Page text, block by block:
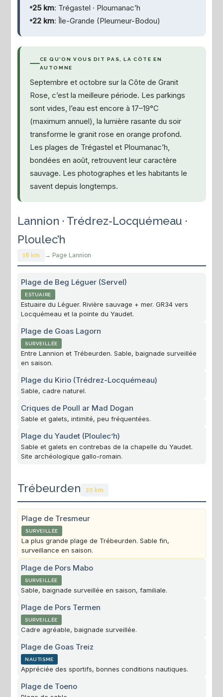
25 km: Trégastel · Ploumanac’h
22 km: Île-Grande (Pleumeur-Bodou)
CE QU’ON VOUS DIT PAS, LA CÔTE EN
AUTOMNE
Septembre et octobre sur la Côte de Granit
Rose, c’est la meilleure période. Les parkings
sont vides, l’eau est encore à 17–19°C
(maximum annuel), la lumière rasante du soir
transforme le granit rose en orange profond.
Les plages de Trégastel et Ploumanac’h,
bondées en août, retrouvent leur caractère
sauvage. Les photographes et les habitants le
savent depuis longtemps.
Lannion · Trédrez-Locquémeau ·
Ploulec’h
18 km → Page Lannion
Plage de Beg Léguer (Servel)
ESTUAIRE
Estuaire du Léguer. Rivière sauvage + mer. GR34 vers
Locquémeau et la pointe du Yaudet.
Plage de Goas Lagorn
SURVEILLÉE
Entre Lannion et Trébeurden. Sable, baignade surveillée
en saison.
Plage du Kirio (Trédrez-Locquémeau)
Sable, cadre naturel.
Criques de Poull ar Mad Dogan
Sable et galets, intimité, peu fréquentées.
Plage du Yaudet (Ploulec’h)
Sable et galets en contrebas de la chapelle du Yaudet.
Site archéologique gallo-romain.
Trébeurden 20 km
Plage de Tresmeur
SURVEILLÉE
La plus grande plage de Trébeurden. Sable fin,
surveillance en saison.
Plage de Pors Mabo
SURVEILLÉE
Sable, baignade surveillée en saison, familiale.
Plage de Pors Termen
SURVEILLÉE
Cadre agréable, baignade surveillée.
Plage de Goas Treiz
NAUTISME
Appréciée des sportifs, bonnes conditions nautiques.
Plage de Toeno